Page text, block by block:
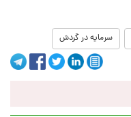
سرمایه در گردش